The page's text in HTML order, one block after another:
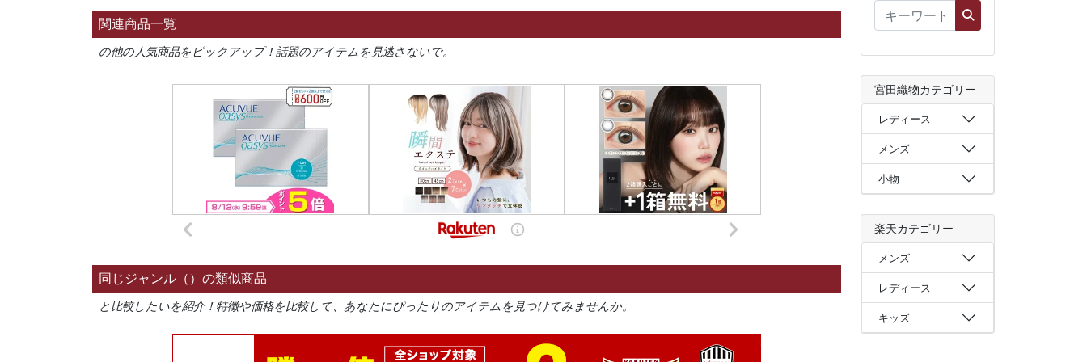
関連商品一覧
の他の人気商品をピックアップ！話題のアイテムを見逃さないで。
同じジャンル（）の類似商品
と比較したいを紹介！特徴や価格を比較して、あなたにぴったりのアイテムを見つけてみませんか。
宮田織物カテゴリー
レディース
メンズ
小物
楽天カテゴリー
メンズ
レディース
キッズ